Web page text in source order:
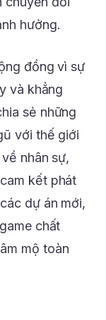
hưởng.
đồng vì sự
và khẳng
sẻ những
với thế giới
nhân sự,
kết phát
dự án mới,
chất
mộ toàn